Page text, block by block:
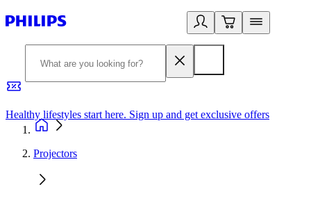
Healthy lifestyles start here. Sign up and get exclusive offers
Projectors